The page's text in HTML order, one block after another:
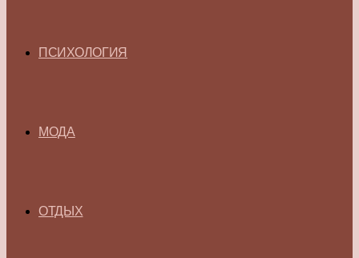
ПСИХОЛОГИЯ
МОДА
ОТДЫХ